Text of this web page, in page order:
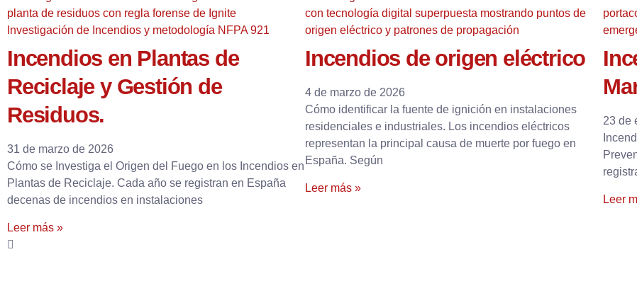
Incendios en Plantas de
Reciclaje y Gestión de
Residuos.
31 de marzo de 2026
Cómo se Investiga el Origen del Fuego en los Incendios en
Plantas de Reciclaje. Cada año se registran en España
decenas de incendios en instalaciones
Leer más »
Incendios de origen eléctrico
4 de marzo de 2026
Cómo identificar la fuente de ignición en instalaciones
residenciales e industriales. Los incendios eléctricos
representan la principal causa de muerte por fuego en
España. Según
Leer más »
23 de
Leer